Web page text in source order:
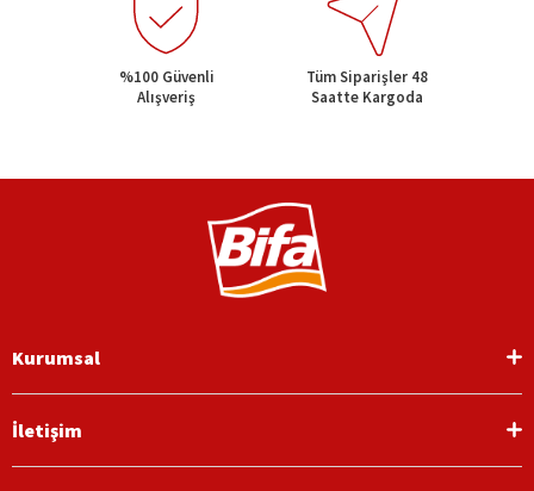
%100 Güvenli
Alışveriş
Tüm Siparişler 48
Saatte Kargoda
Kurumsal
İletişim